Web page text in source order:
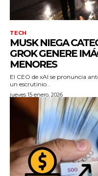
TECH
MUSK NIEGA
GROK GENERE
MENORES
El CEO de xAI se pronuncia
un escrutinio...
jueves 15 enero, 2026